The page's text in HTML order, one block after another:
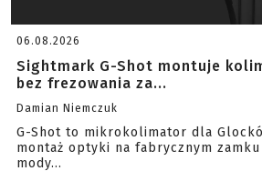
06.08.2026
Sightmark G-Shot montuje
bez frezowania za...
Damian Niemczuk
G-Shot to mikrokolimator dla
montaż optyki na fabrycznym zamku
mody...